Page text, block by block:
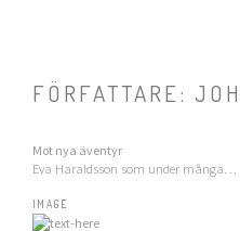
FÖRFATTARE:
Mot nya äventyr
Eva Haraldsson som under många…
IMAGE